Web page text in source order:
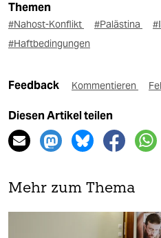
Themen
#Nahost-Konflikt #Palästina
#Haftbedingungen
Feedback Kommentieren
Diesen Artikel teilen
Mehr zum Thema